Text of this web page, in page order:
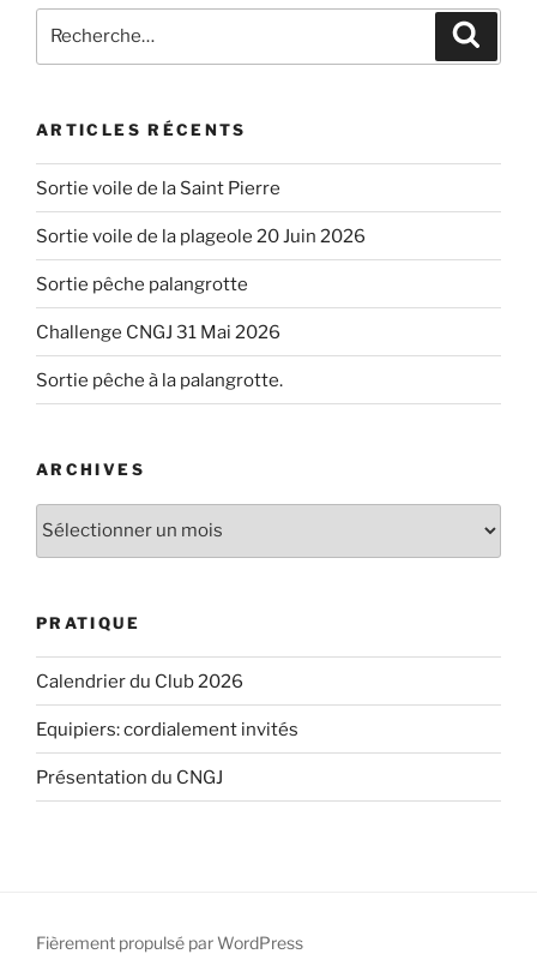
pour
ARTICLES RÉCENTS
Sortie voile de la Saint Pierre
Sortie voile de la plageole 20 Juin 2026
Sortie pêche palangrotte
Challenge CNGJ 31 Mai 2026
Sortie pêche à la palangrotte.
ARCHIVES
Archives
PRATIQUE
Calendrier du Club 2026
Equipiers: cordialement invités
Présentation du CNGJ
Fièrement propulsé par WordPress